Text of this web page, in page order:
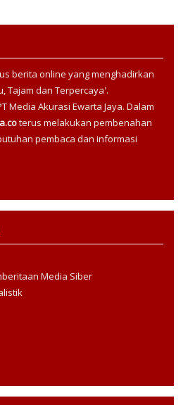
berita online yang menghadirkan
Tajam dan Terpercaya'.
Media Akurasi Ewarta Jaya. Dalam
terus melakukan pembenahan
pembaca dan informasi
Media Siber